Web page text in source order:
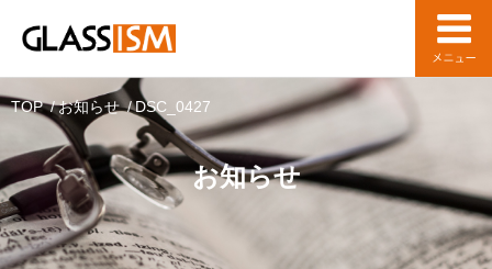
お知らせ
TOP お知らせ DSC_0427